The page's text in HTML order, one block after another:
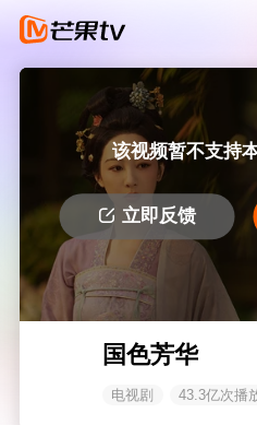
该视频暂不支持
立即反馈
国色芳华
电视剧 43.3亿次播